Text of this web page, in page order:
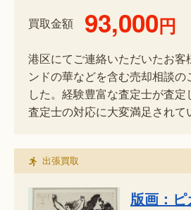
買取金額 93,000円
港区にてご連絡いただいたお客
ンドの華などを含む売却相談の
した。経験豊富な査定士が査定
査定士の対応に大変満足されて
出張買取
版画：